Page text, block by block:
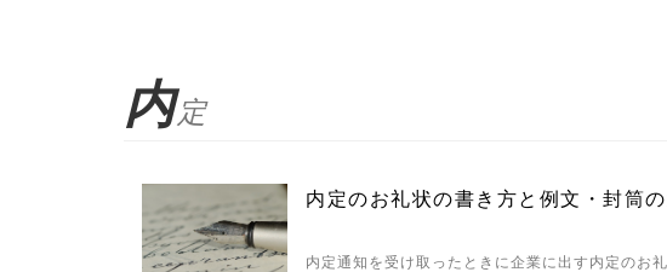
内定
内定のお礼状の書き方と例文・封筒
内定通知を受け取ったときに企業に出す内定のお